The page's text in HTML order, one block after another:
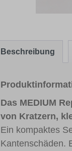
Beschreibung
Das MEDIUM
von Kratzern,
Ein kompaktes
Kantenschäden.